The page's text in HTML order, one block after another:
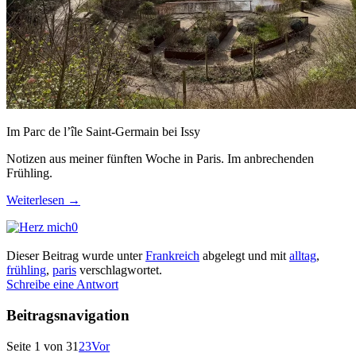
Im Parc de l’île Saint-Germain bei Issy
Notizen aus meiner fünften Woche in Paris. Im anbrechenden
Frühling.
Weiterlesen →
0
Dieser Beitrag wurde unterFrankreich abgelegt und mit alltag,
frühling, paris verschlagwortet.
Schreibe eine Antwort
Beitragsnavigation
Seite 1 von 31 23Vor